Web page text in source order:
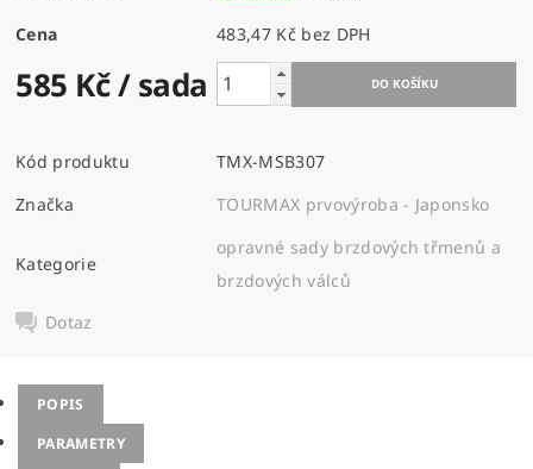
Cena 483,47 Kč bez DPH
585 Kč/ sada
Kód produktu
TMX-MSB307
Značka
TOURMAX prvovýroba - Japonsko
Kategorie
opravné sady brzdových třmenů a
brzdových válců
Dotaz
POPIS
PARAMETRY